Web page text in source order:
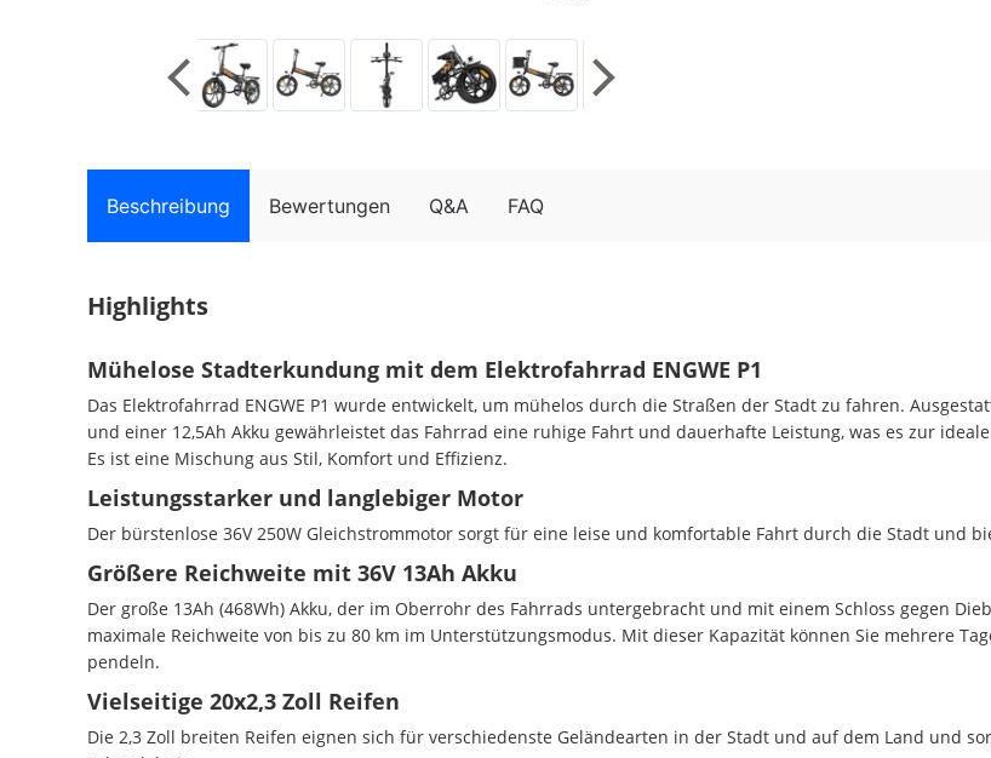
Beschreibung Bewertungen Q&A FAQ
Highlights
Mühelose Stadterkundung mit dem Elektrofahrrad ENGWE P1
Das Elektrofahrrad ENGWE P1 wurde entwickelt, um mühelos durch die Straßen der Stadt zu fahren.
und einer 12,5Ah Akku gewährleistet das Fahrrad eine ruhige Fahrt und dauerhafte Leistung, was es zur
Es ist eine Mischung aus Stil, Komfort und Effizienz.
Leistungsstarker und langlebiger Motor
Der bürstenlose 36V 250W Gleichstrommotor sorgt für eine leise und komfortable Fahrt durch die Stadt und
Größere Reichweite mit 36V 13Ah Akku
Der große 13Ah (468Wh) Akku, der im Oberrohr des Fahrrads untergebracht und mit einem Schloss gegen
maximale Reichweite von bis zu 80 km im Unterstützungsmodus. Mit dieser Kapazität können Sie mehrere
pendeln.
Vielseitige 20x2,3 Zoll Reifen
Die 2,3 Zoll breiten Reifen eignen sich für verschiedenste Geländearten in der Stadt und auf dem Land und